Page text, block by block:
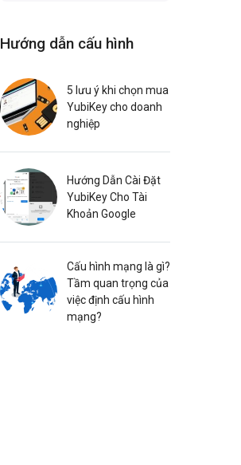
Hướng dẫn cấu hình
5 lưu ý khi chọn mua
YubiKey cho doanh
nghiệp
Hướng Dẫn Cài Đặt
YubiKey Cho Tài
Khoản Google
Cấu hình mạng là gì?
Tầm quan trọng của
việc định cấu hình
mạng?